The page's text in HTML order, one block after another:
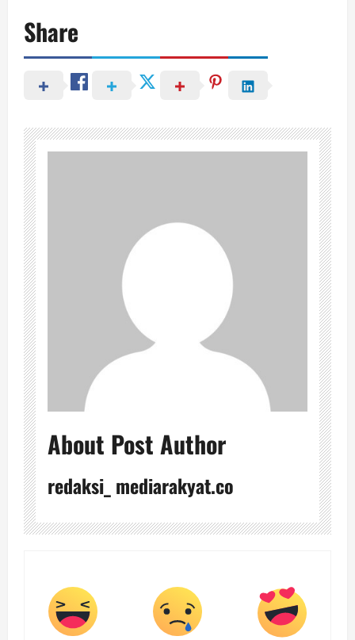
Share
About Post Author
redaksi_ mediarakyat.co